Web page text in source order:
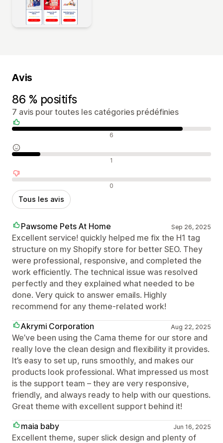
Avis
86 % positifs
7 avis pour toutes les catégories prédéfinies
Avis positifs 6
Avis neutres 1
Avis négatifs 0
Tous les avis
Pawsome Pets At Home Sep 26, 2025
Excellent service! quickly helped me fix the H1 tag
structure on my Shopify store for better SEO. They
were professional, responsive, and completed the
work efficiently. The technical issue was resolved
perfectly and they explained what needed to be
done. Very quick to answer emails. Highly
recommend for any theme-related work!
Akrymi Corporation
Aug 22, 2025
We’ve been using the Cama theme for our store and
really love the clean design and flexibility it provides.
It’s easy to set up, runs smoothly, and makes our
products look professional. What impressed us most
is the support team – they are very responsive,
friendly, and always ready to help with our questions.
Great theme with excellent support behind it!
maia baby
Jun 16, 2025
Excellent theme, super slick design and plenty of